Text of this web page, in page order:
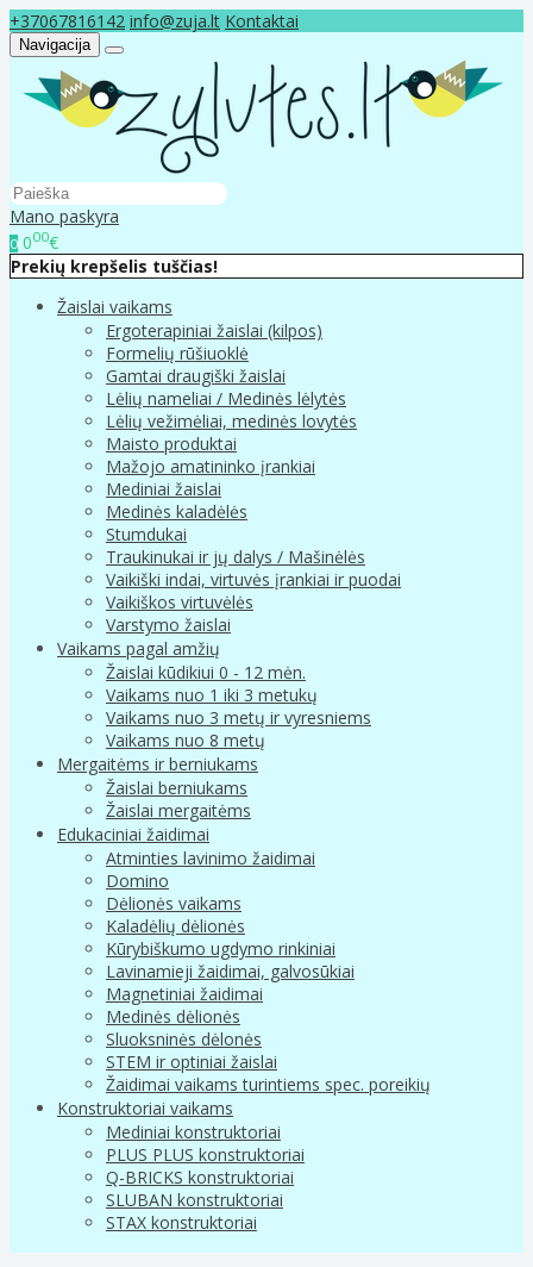
+37067816142 info@zuja.lt Kontaktai
Navigacija
Mano paskyra
0 000€
Prekių krepšelis tuščias!
Žaislai vaikams
Ergoterapiniai žaislai (kilpos)
Formelių rūšiuoklė
Gamtai draugiški žaislai
Lėlių nameliai / Medinės lėlytės
Lėlių vežimėliai, medinės lovytės
Maisto produktai
Mažojo amatininko įrankiai
Mediniai žaislai
Medinės kaladėlės
Stumdukai
Traukinukai ir jų dalys / Mašinėlės
Vaikiški indai, virtuvės įrankiai ir puodai
Vaikiškos virtuvėlės
Varstymo žaislai
Vaikams pagal amžių
Žaislai kūdikiui 0 - 12 mėn.
Vaikams nuo 1 iki 3 metukų
Vaikams nuo 3 metų ir vyresniems
Vaikams nuo 8 metų
Mergaitėms ir berniukams
Žaislai berniukams
Žaislai mergaitėms
Edukaciniai žaidimai
Atminties lavinimo žaidimai
Domino
Dėlionės vaikams
Kaladėlių dėlionės
Kūrybiškumo ugdymo rinkiniai
Lavinamieji žaidimai, galvosūkiai
Magnetiniai žaidimai
Medinės dėlionės
Sluoksninės dėlonės
STEM ir optiniai žaislai
Žaidimai vaikams turintiems spec. poreikių
Konstruktoriai vaikams
Mediniai konstruktoriai
PLUS PLUS konstruktoriai
Q-BRICKS konstruktoriai
SLUBAN konstruktoriai
STAX konstruktoriai